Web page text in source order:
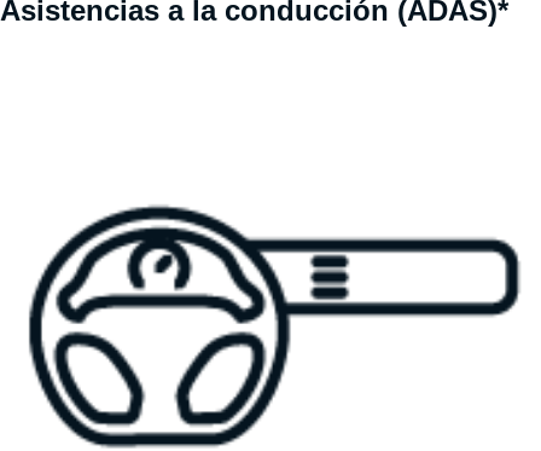
Asistencias a la conducción (ADAS)*